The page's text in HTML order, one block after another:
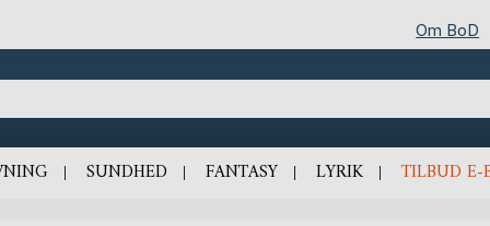
Om BoD
SUNDHED FANTASY LYRIK TILBUD E-